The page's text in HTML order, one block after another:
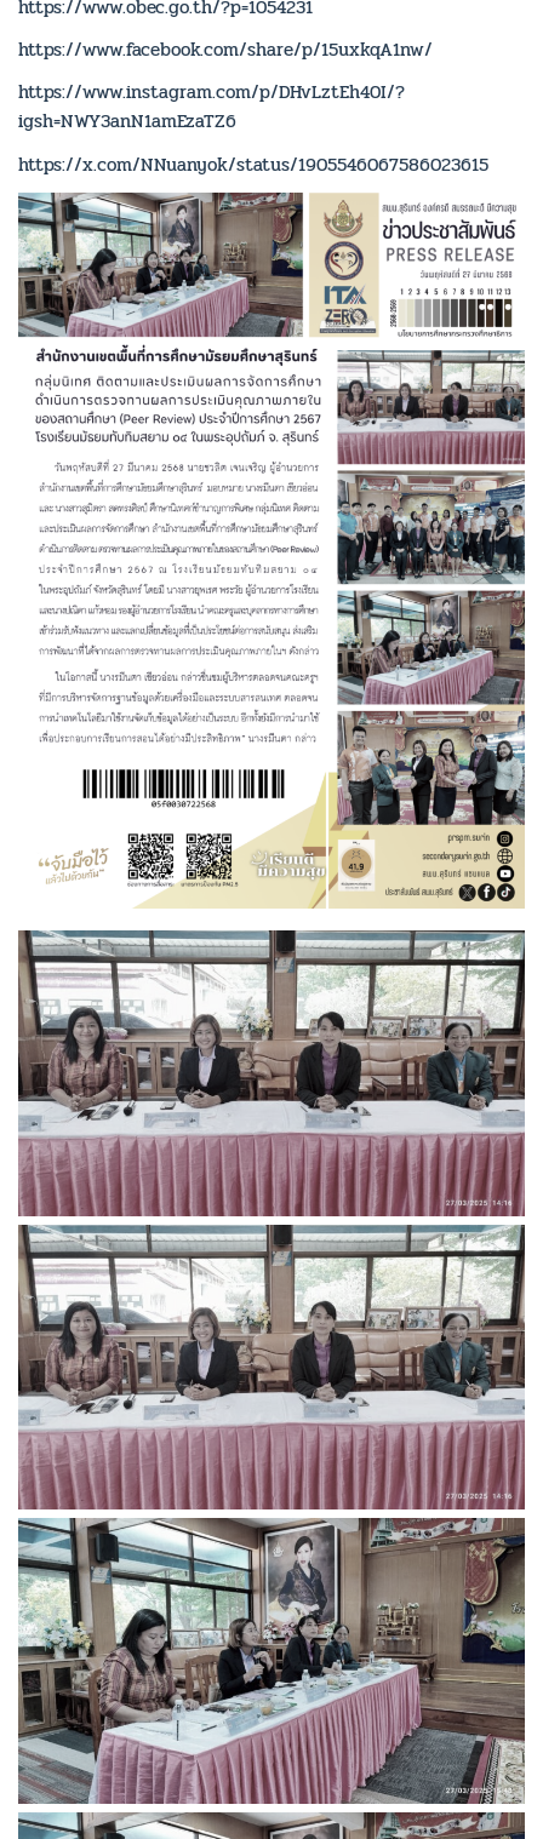
https://www.obec.go.th/?p=1054231
https://www.facebook.com/share/p/15uxkqA1nw/
https://www.instagram.com/p/DHvLztEh40I/?
igsh=NWY3anN1amEzaTZ6
https://x.com/NNuanyok/status/1905546067586023615